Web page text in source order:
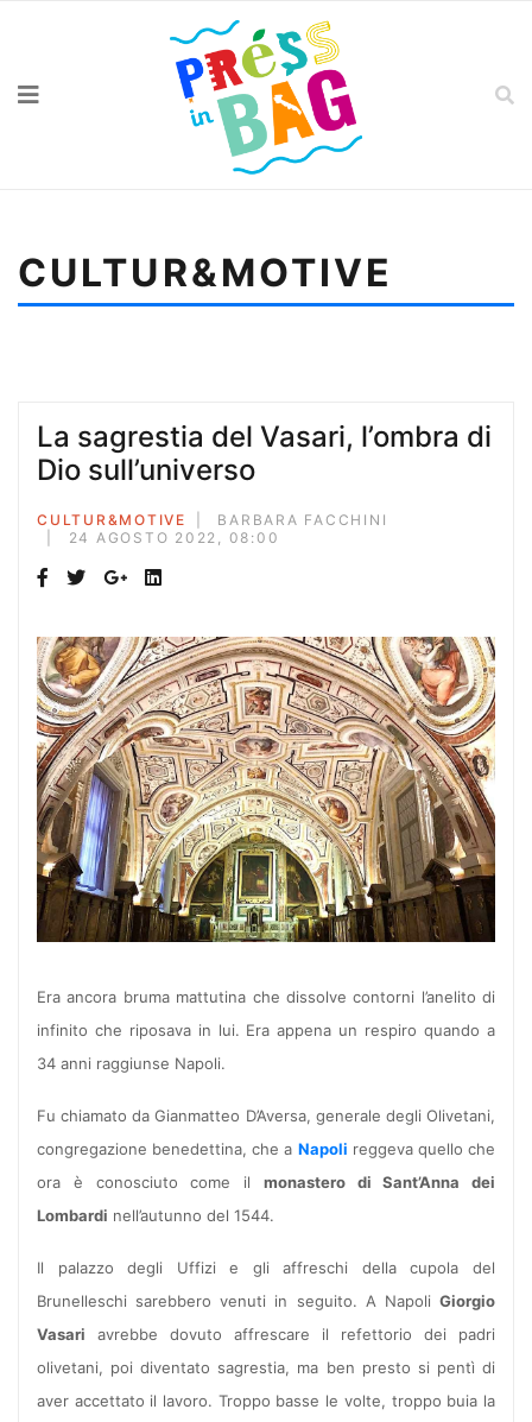
CULTUR&MOTIVE
La sagrestia del Vasari, l’ombra di
Dio sull’universo
CULTUR&MOTIVE
BARBARA FACCHINI
24 AGOSTO 2022, 08:00
Era ancora bruma mattutina che dissolve contorni l’anelito di
infinito che riposava in lui. Era appena un respiro quando a
34 anni raggiunse Napoli.
Fu chiamato da Gianmatteo D’Aversa, generale degli Olivetani,
congregazione benedettina, che a Napoli reggeva quello che
ora è conosciuto come il monastero di Sant’Anna dei
Lombardi nell’autunno del 1544.
Il palazzo degli Uffizi e gli affreschi della cupola del
Brunelleschi sarebbero venuti in seguito. A Napoli Giorgio
Vasari avrebbe dovuto affrescare il refettorio dei padri
olivetani, poi diventato sagrestia, ma ben presto si pentì di
aver accettato il lavoro. Troppo basse le volte, troppo buia la